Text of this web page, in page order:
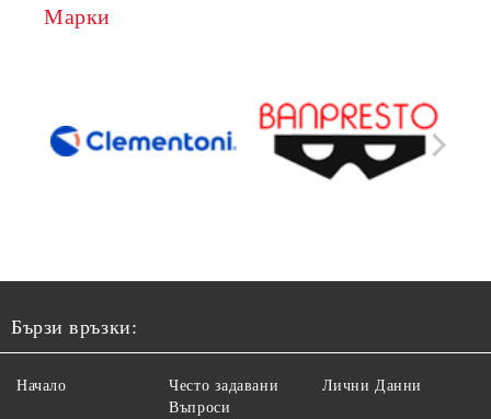
Марки
Бързи връзки:
Начало
Често задавани
Въпроси
Лични Данни